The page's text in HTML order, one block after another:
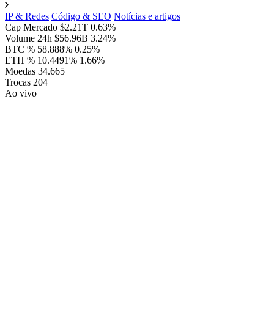
IP & Redes Código & SEO Notícias e artigos
Cap Mercado $2.21T 0.63%
Volume 24h $56.96B 3.24%
BTC % 58.888% 0.25%
ETH % 10.4491% 1.66%
Moedas 34.665
Trocas 204
Ao vivo